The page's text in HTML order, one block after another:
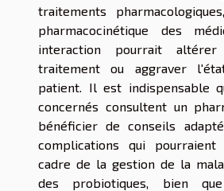
traitements
pharmacocinétique des
interaction pourrait
traitement ou aggraver
patient. Il est indispensable
concernés consultent un
bénéficier de conseils
complications qui
cadre de la gestion de la
des probiotiques, bien que